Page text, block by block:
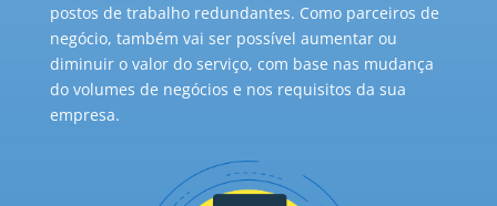
postos de trabalho redundantes. Como parceiros de
negócio, também vai ser possível aumentar ou
diminuir o valor do serviço, com base nas mudança
do volumes de negócios e nos requisitos da sua
empresa.